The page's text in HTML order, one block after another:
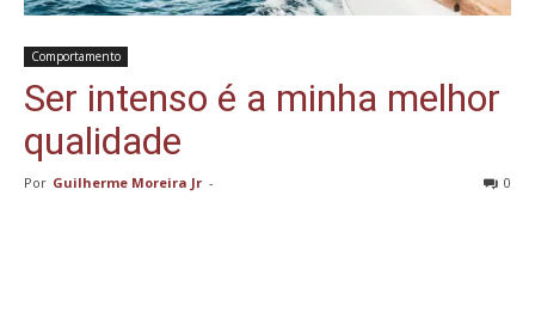
Comportamento
Ser intenso é a minha melhor
qualidade
Por Guilherme Moreira Jr - 0